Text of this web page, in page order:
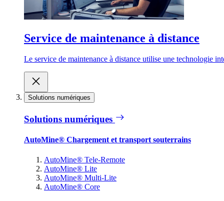
Service de maintenance à distance
Le service de maintenance à distance utilise une technologie
Solutions numériques
Solutions numériques
AutoMine® Chargement et transport souterrains
AutoMine® Tele-Remote
AutoMine® Lite
AutoMine® Multi-Lite
AutoMine® Core